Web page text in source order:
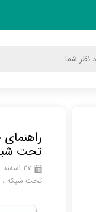
تحت
۲۷ اسفند ۰۰
تحت شبکه ،